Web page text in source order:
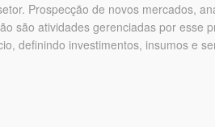
Prospecção de novos mercados,
são atividades gerenciadas por esse
definindo investimentos, insumos e